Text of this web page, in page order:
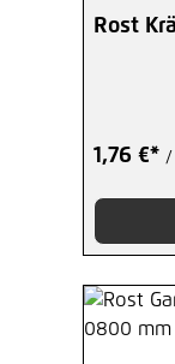
Rost
1,76 €* /